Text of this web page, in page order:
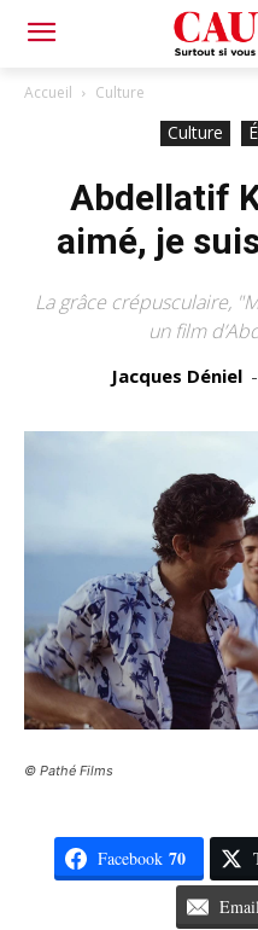
Accueil Culture
Culture
Abdellatif
aimé, je
La grâce crépusculaire,
un film
Jacques Déniel -
© Pathé Films
Facebook 70